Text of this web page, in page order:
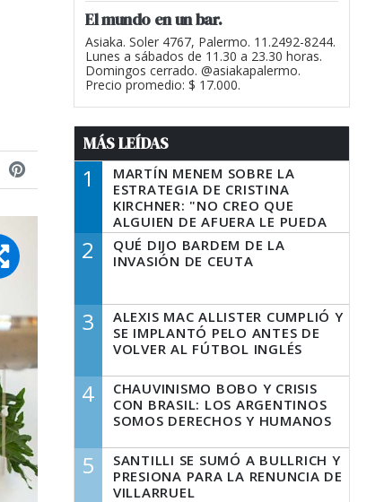
El mundo en un bar.
Asiaka. Soler 4767, Palermo. 11.2492-8244.
Lunes a sábados de 11.30 a 23.30 horas.
Domingos cerrado. @asiakapalermo.
Precio promedio: $ 17.000.
MÁS LEÍDAS
1
MARTÍN MENEM SOBRE LA
ESTRATEGIA DE CRISTINA
KIRCHNER: "NO CREO QUE
ALGUIEN DE AFUERA LE PUEDA
DECIR A LA JUSTICIA LO QUE
TIENE QUE HACER"
2
QUÉ DIJO BARDEM DE LA
INVASIÓN DE CEUTA
3
ALEXIS MAC ALLISTER CUMPLIÓ Y
SE IMPLANTÓ PELO ANTES DE
VOLVER AL FÚTBOL INGLÉS
4
CHAUVINISMO BOBO Y CRISIS
CON BRASIL: LOS ARGENTINOS
SOMOS DERECHOS Y HUMANOS
5
SANTILLI SE SUMÓ A BULLRICH Y
PRESIONA PARA LA RENUNCIA DE
VILLARRUEL